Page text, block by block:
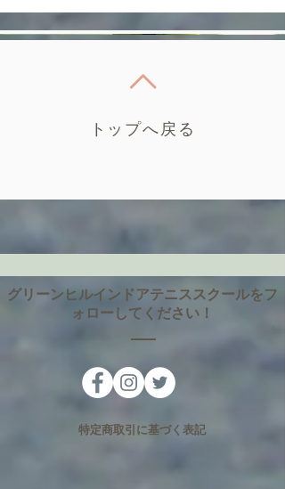
トップへ戻る
グリーンヒルインドアテニススクールをフ
ォローしてください！
特定商取引に基づく表記